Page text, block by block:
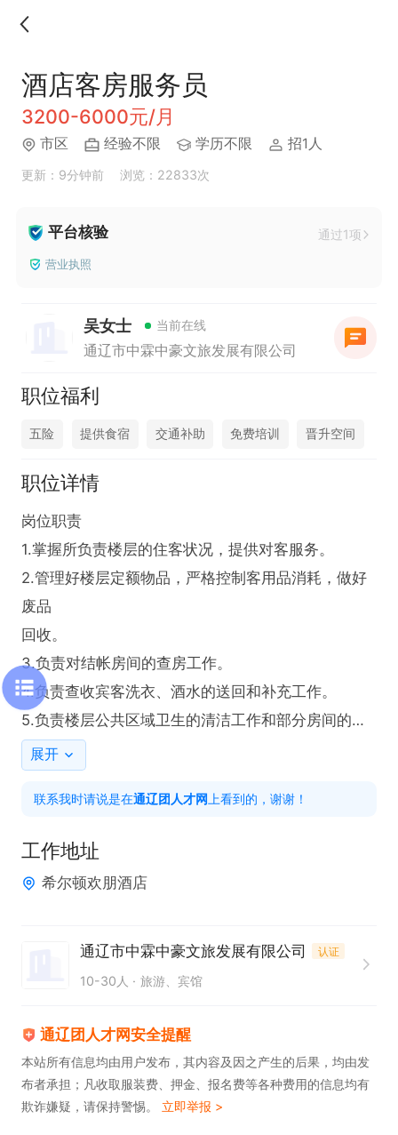
酒店客房服务员
3200-6000元/月
市区 经验不限 学历不限 招1人
更新：9分钟前 浏览：22833次
平台核验 通过1项
营业执照
吴女士 当前在线
通辽市中霖中豪文旅发展有限公司
职位福利
五险 提供食宿 交通补助 免费培训 晋升空间
职位详情
岗位职责
1.掌握所负责楼层的住客状况，提供对客服务。
2.管理好楼层定额物品，严格控制客用品消耗，做好
废品
回收。
3.负责对结帐房间的查房工作。
4.负责查收宾客洗衣、酒水的送回和补充工作。
5.负责楼层公共区域卫生的清洁工作和部分房间的清
洁工
6.负责杯具的清洁与消毒工作。
作。
8.完成易耗品的每期盘点工作。
1.有一年以上客房工作经验。
2.身体健康，相貌端正
展开
联系我时请说是在通辽团人才网 上看到的，谢谢！
工作地址
希尔顿欢朋酒店
通辽市中霖中豪文旅发展有限公司 认证
10-30人 旅游、宾馆
通辽团人才网安全提醒
本站所有信息均由用户发布，其内容及因之产生的后果，均由发
布者承担；凡收取服装费、押金、报名费等各种费用的信息均有
欺诈嫌疑，请保持警惕。 立即举报 >